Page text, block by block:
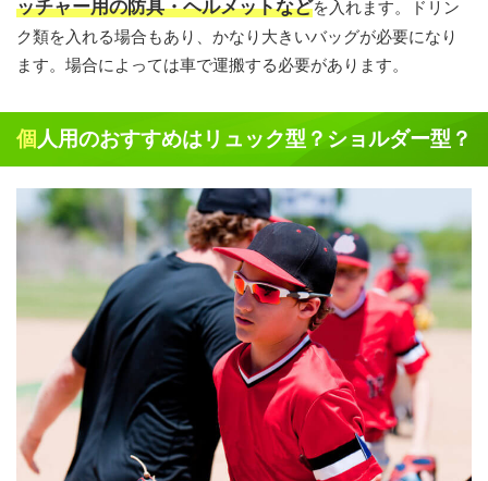
ッチャー用の防具・ヘルメットなどを入れます。ドリン
ク類を入れる場合もあり、かなり大きいバッグが必要になり
ます。場合によっては車で運搬する必要があります。
個人用のおすすめはリュック型？ショルダー型？